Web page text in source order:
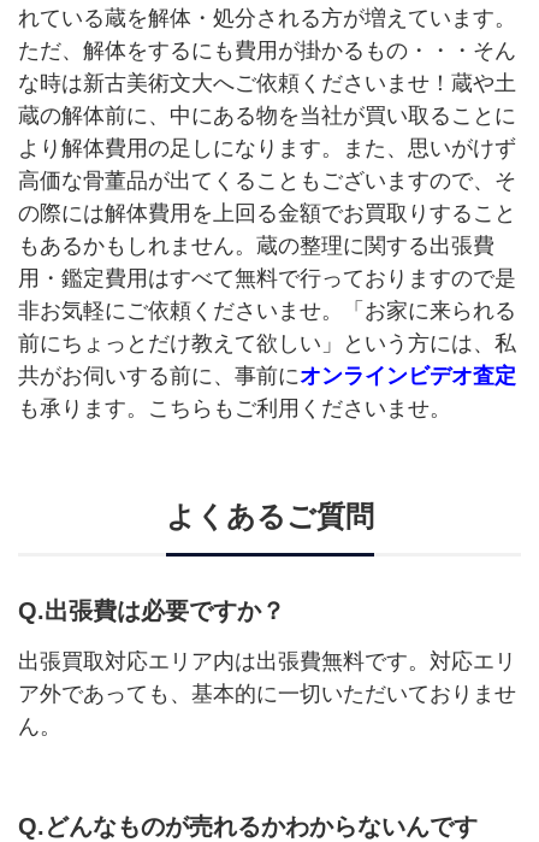
れている蔵を解体・処分される方が増えています。
ただ、解体をするにも費用が掛かるもの・・・そん
な時は新古美術文大へご依頼くださいませ！蔵や土
蔵の解体前に、中にある物を当社が買い取ることに
より解体費用の足しになります。また、思いがけず
高価な骨董品が出てくることもございますので、そ
の際には解体費用を上回る金額でお買取りすること
もあるかもしれません。蔵の整理に関する出張費
用・鑑定費用はすべて無料で行っておりますので是
非お気軽にご依頼くださいませ。「お家に来られる
前にちょっとだけ教えて欲しい」という方には、私
共がお伺いする前に、事前にオンラインビデオ査定
も承ります。こちらもご利用くださいませ。
よくあるご質問
Q.出張費は必要ですか？
出張買取対応エリア内は出張費無料です。対応エリ
ア外であっても、基本的に一切いただいておりませ
ん。
Q.どんなものが売れるかわからないんです